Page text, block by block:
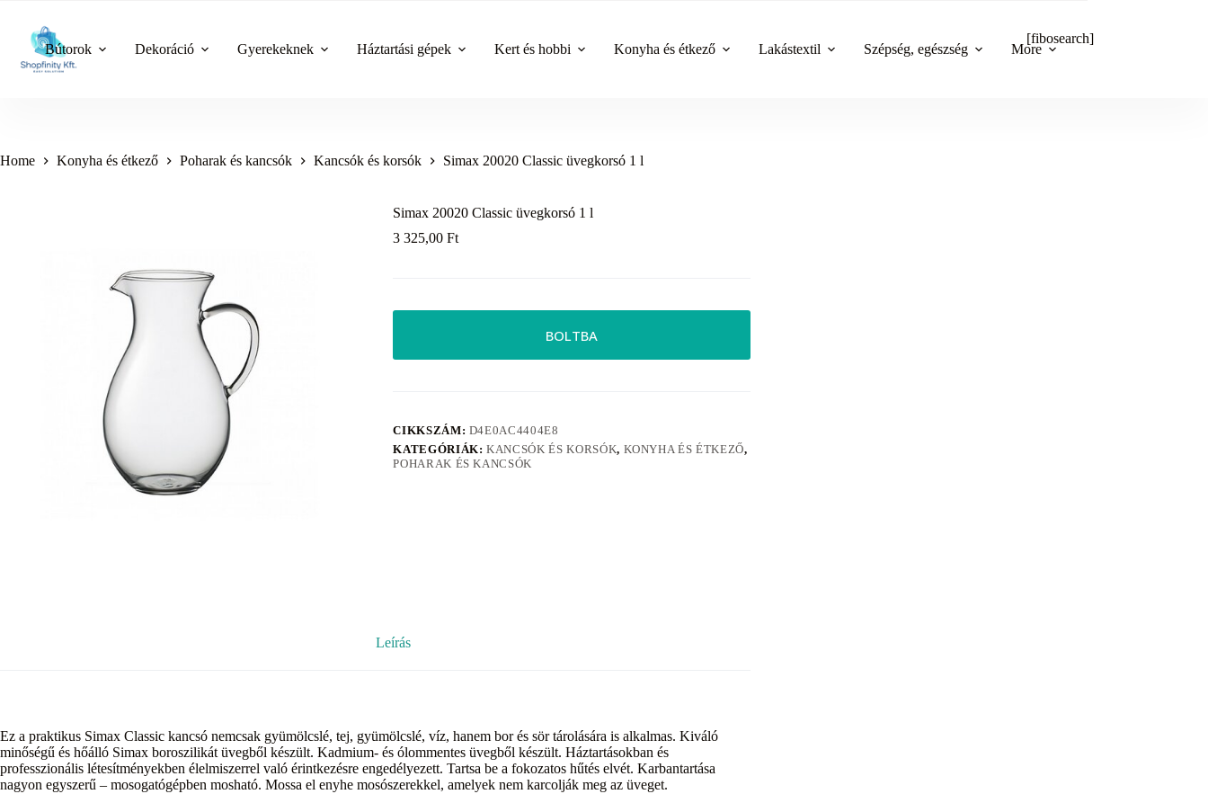
content
Bútorok Dekoráció Gyerekeknek Háztartási gépek Kert és hobbi Konyha és étkező Lakástextil Szépség, egészség More
[fibosearch]
Home Konyha és étkező Poharak és kancsók Kancsók és korsók Simax 20020 Classic üvegkorsó 1 l
Simax 20020 Classic üvegkorsó 1 l
3 325,00Ft
BOLTBA
CIKKSZÁM: D4E0AC4404E8
KATEGÓRIÁK:KANCSÓK ÉS KORSÓK, KONYHA ÉS ÉTKEZŐ,
POHARAK ÉS KANCSÓK
Leírás
Ez a praktikus Simax Classic kancsó nemcsak gyümölcslé, tej, gyümölcslé, víz, hanem bor és sör tárolására is alkalmas. Kiváló
minőségű és hőálló Simax boroszilikát üvegből készült. Kadmium- és ólommentes üvegből készült. Háztartásokban és
professzionális létesítményekben élelmiszerrel való érintkezésre engedélyezett. Tartsa be a fokozatos hűtés elvét. Karbantartása
nagyon egyszerű – mosogatógépben mosható. Mossa el enyhe mosószerekkel, amelyek nem karcolják meg az üveget.